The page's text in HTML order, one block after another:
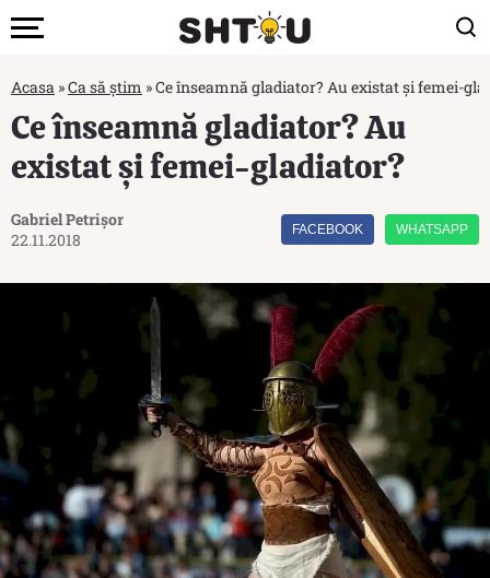
Acasa »Ca să știm »Ce înseamnă gladiator? Au existat și femei-
Ce înseamnă gladiator? Au
existat și femei-gladiator?
Gabriel Petrișor
22.11.2018
FACEBOOK WHATSAPP